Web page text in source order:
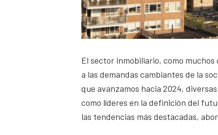
El sector inmobiliario, como
a las demandas cambiantes de la
que avanzamos hacia 2024,
como líderes en la definición del
las tendencias más destacadas,